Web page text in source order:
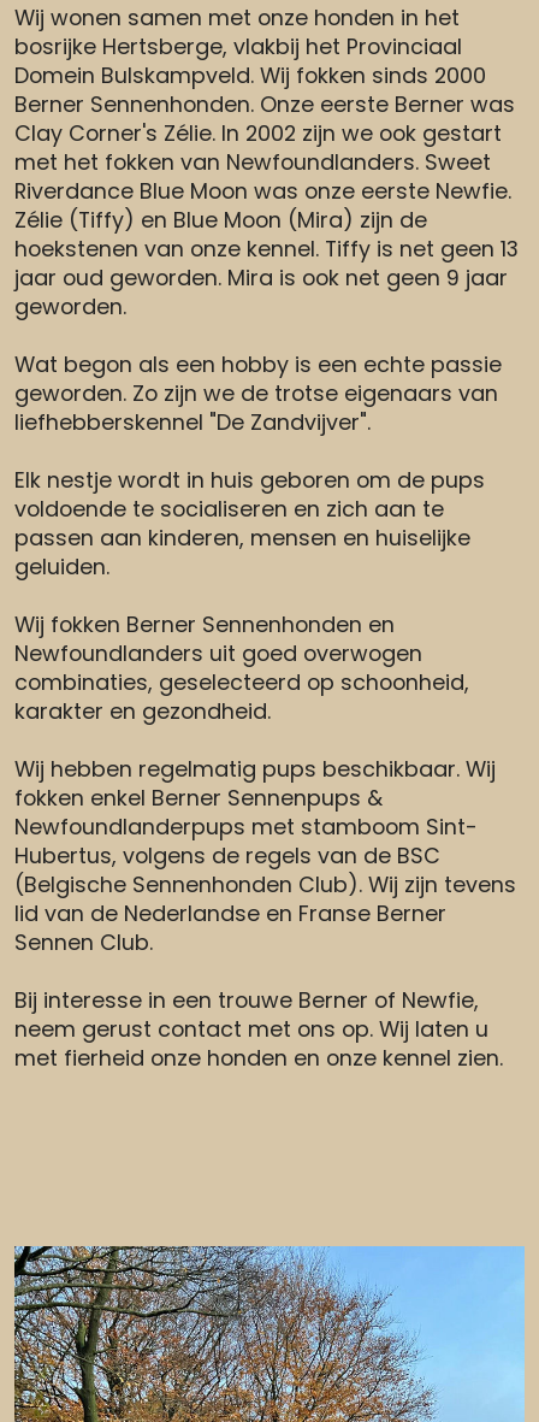
Wij wonen samen met onze honden in het
bosrijke Hertsberge, vlakbij het Provinciaal
Domein Bulskampveld. Wij fokken sinds 2000
Berner Sennenhonden. Onze eerste Berner was
Clay Corner's Zélie. In 2002 zijn we ook gestart
met het fokken van Newfoundlanders. Sweet
Riverdance Blue Moon was onze eerste Newfie.
Zélie (Tiffy) en Blue Moon (Mira) zijn de
hoekstenen van onze kennel. Tiffy is net geen 13
jaar oud geworden. Mira is ook net geen 9 jaar
geworden.
Wat begon als een hobby is een echte passie
geworden. Zo zijn we de trotse eigenaars van
liefhebberskennel "De Zandvijver".
Elk nestje wordt in huis geboren om de pups
voldoende te socialiseren en zich aan te
passen aan kinderen, mensen en huiselijke
geluiden.
Wij fokken Berner Sennenhonden en
Newfoundlanders uit goed overwogen
combinaties, geselecteerd op schoonheid,
karakter en gezondheid.
Wij hebben regelmatig pups beschikbaar. Wij
fokken enkel Berner Sennenpups &
Newfoundlanderpups met stamboom Sint-
Hubertus, volgens de regels van de BSC
(Belgische Sennenhonden Club). Wij zijn tevens
lid van de Nederlandse en Franse Berner
Sennen Club.
Bij interesse in een trouwe Berner of Newfie,
neem gerust contact met ons op. Wij laten u
met fierheid onze honden en onze kennel zien.